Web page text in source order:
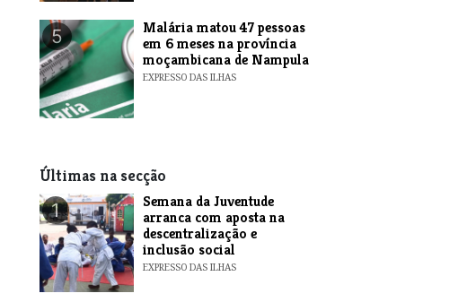
5
​Malária matou 47 pessoas
em 6 meses na província
moçambicana de Nampula
EXPRESSO DAS ILHAS
Últimas na secção
1
Semana da Juventude
arranca com aposta na
descentralização e
inclusão social
EXPRESSO DAS ILHAS